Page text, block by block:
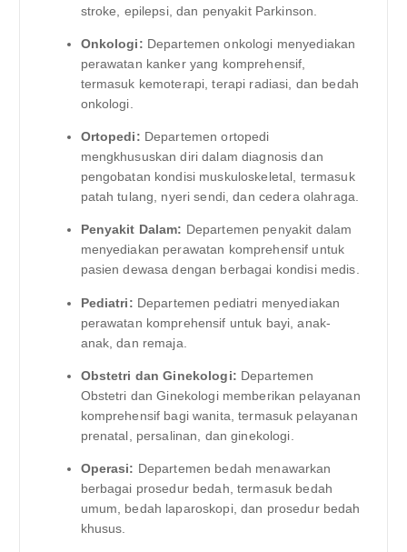
stroke, epilepsi, dan penyakit Parkinson.
Onkologi: Departemen onkologi menyediakan
perawatan kanker yang komprehensif,
termasuk kemoterapi, terapi radiasi, dan bedah
onkologi.
Ortopedi: Departemen ortopedi
mengkhususkan diri dalam diagnosis dan
pengobatan kondisi muskuloskeletal, termasuk
patah tulang, nyeri sendi, dan cedera olahraga.
Penyakit Dalam: Departemen penyakit dalam
menyediakan perawatan komprehensif untuk
pasien dewasa dengan berbagai kondisi medis.
Pediatri: Departemen pediatri menyediakan
perawatan komprehensif untuk bayi, anak-
anak, dan remaja.
Obstetri dan Ginekologi: Departemen
Obstetri dan Ginekologi memberikan pelayanan
komprehensif bagi wanita, termasuk pelayanan
prenatal, persalinan, dan ginekologi.
Operasi: Departemen bedah menawarkan
berbagai prosedur bedah, termasuk bedah
umum, bedah laparoskopi, dan prosedur bedah
khusus.